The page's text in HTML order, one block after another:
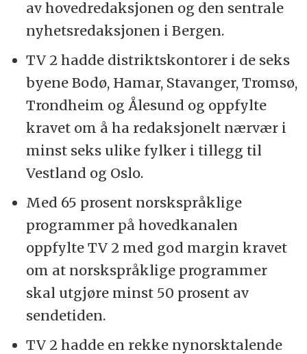
av hovedredaksjonen og den sentrale
nyhetsredaksjonen i Bergen.
TV 2 hadde distriktskontorer i de seks
byene Bodø, Hamar, Stavanger, Tromsø,
Trondheim og Ålesund og oppfylte
kravet om å ha redaksjonelt nærvær i
minst seks ulike fylker i tillegg til
Vestland og Oslo.
Med 65 prosent norskspråklige
programmer på hovedkanalen
oppfylte TV 2 med god margin kravet
om at norskspråklige programmer
skal utgjøre minst 50 prosent av
sendetiden.
TV 2 hadde en rekke nynorsktalende